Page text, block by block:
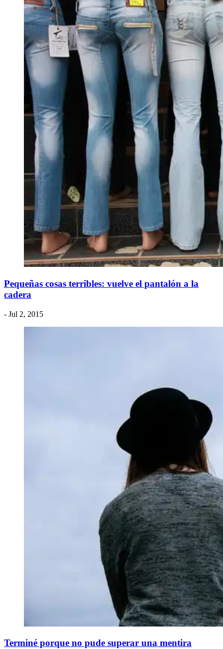
Pequeñas cosas terribles: vuelve el pantalón a la
cadera
- Jul 2, 2015
Terminé porque no pude superar una mentira